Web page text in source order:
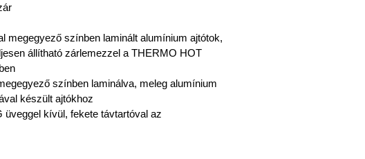
megegyező színben laminált alumínium ajtótok,
állítható zárlemezzel a THERMO HOT
színben laminálva, meleg alumínium
készült ajtókhoz
üveggel kívül, fekete távtartóval az